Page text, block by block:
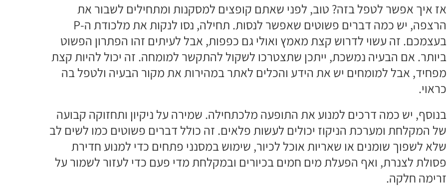
אז איך אפשר לטפל בזה? טוב, לפני שאתם קופצים למסקנות ומתחילים לשבור את
הרצפה, יש כמה דברים פשוטים שאפשר לנסות. תחילה, נסו לנקות את מלכודת ה-P
בעצמכם. זה עשוי לדרוש קצת מאמץ ואולי גם כפפות, אבל לעיתים זהו הפתרון הפשוט
ביותר. אם הבעיה נמשכת, ייתכן שתצטרכו לשקול להתקשר למומחה. זה יכול להיות קצת
מפחיד, אבל למומחים יש את הידע והכלים לאתר במהירות את מקור הבעיה ולטפל בה
כראוי.
בנוסף, יש כמה דרכים למנוע את התופעה מלכתחילה. שמירה על ניקיון ותחזוקה קבועה
של המקלחת ומערכת הניקוז יכולים לעשות פלאים. זה כולל דברים פשוטים כמו לשים לב
שלא לשפוך שומנים או שאריות אוכל לכיור, שימוש במסנני פתחים כדי למנוע חדירת
פסולת לצנרת, ואף הפעלת מים חמים בכיורים ובמקלחת מדי פעם כדי לעזור לשמור על
זרימה חלקה.